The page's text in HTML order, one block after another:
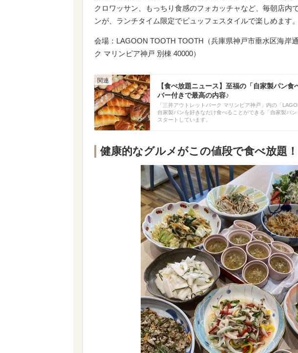
クロワッサン、もっちり食感のフォカッチャなど、毎朝店内
ンが、ランチタイム限定でビュッフェスタイルで楽しめます。
会場：LAGOON TOOTH TOOTH（兵庫県神戸市垂水区海岸
ク マリンピア神戸 別棟 40000）
【食べ放題ニュース】至福の「自家製パン
バー付きで最高の内容♪
「三井アウトレットパーク マリンピア神戸」内の「
自家製パンを好きなだけ食べることができる「自家製パ
スタートしています。
健康的なグルメがこの値段で食べ放題！